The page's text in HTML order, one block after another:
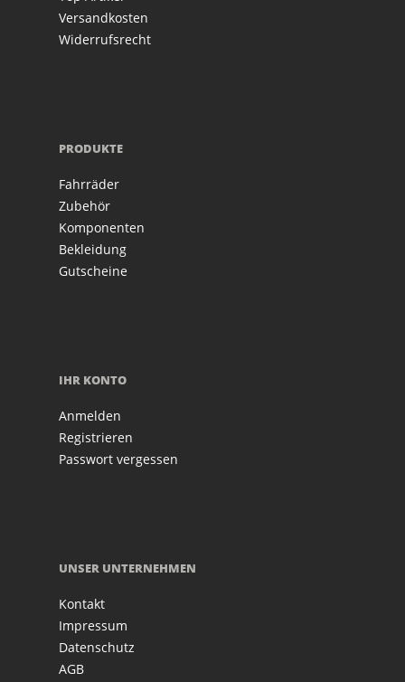
Versandkosten
Widerrufsrecht
PRODUKTE
Fahrräder
Zubehör
Komponenten
Bekleidung
Gutscheine
IHR KONTO
Anmelden
Registrieren
Passwort vergessen
UNSER UNTERNEHMEN
Kontakt
Impressum
Datenschutz
AGB